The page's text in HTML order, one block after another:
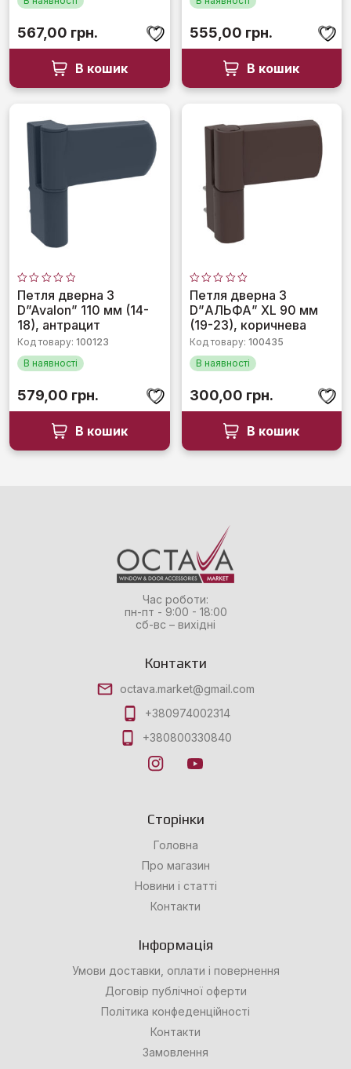
567,00 грн.
В кошик
555,00 грн.
В кошик
Оцінено
в
0
з
5
Петля дверна 3
D”Avalon” 110 мм (14-
18), антрацит
Код товару: 100123
В наявності
579,00 грн.
В кошик
Оцінено
в
0
з
5
Петля дверна 3
D”АЛЬФА” XL 90 мм
(19-23), коричнева
Код товару: 100435
В наявності
300,00 грн.
В кошик
Час роботи:
пн-пт - 9:00 - 18:00
сб-вс – вихідні
Контакти
octava.market@gmail.com
+380974002314
+380800330840
Сторінки
Головна
Про магазин
Новини і статті
Контакти
Інформація
Умови доставки, оплати і повернення
Договір публічної оферти
Політика конфеденційності
Контакти
Замовлення